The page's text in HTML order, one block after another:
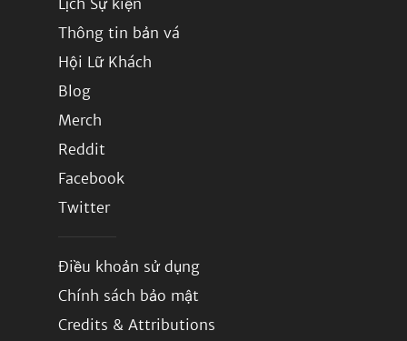
Lịch Sự kiện
Thông tin bản vá
Hội Lữ Khách
Blog
Merch
Reddit
Facebook
Twitter
Điều khoản sử dụng
Chính sách bảo mật
Credits & Attributions